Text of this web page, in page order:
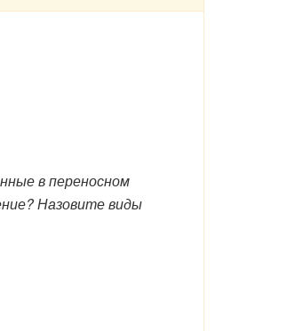
в переносном
Назовите виды